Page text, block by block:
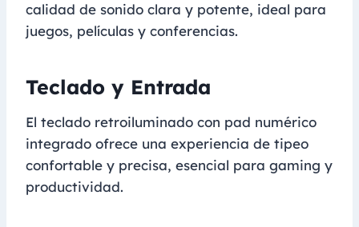
calidad de sonido clara y potente, ideal para
juegos, películas y conferencias.
Teclado y Entrada
El teclado retroiluminado con pad numérico
integrado ofrece una experiencia de tipeo
confortable y precisa, esencial para gaming y
productividad.